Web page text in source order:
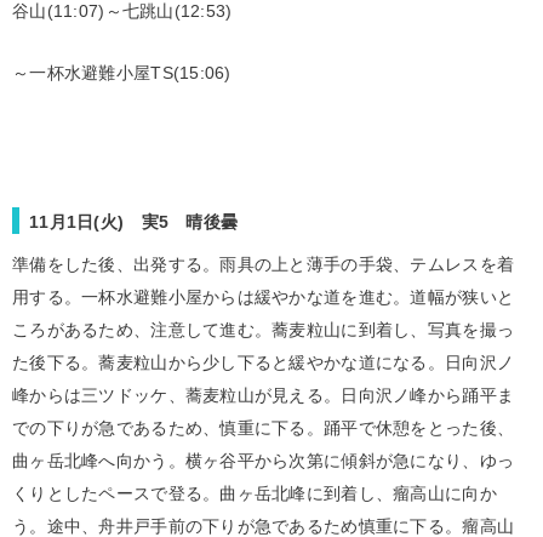
谷山(11:07)～七跳山(12:53)
～一杯水避難小屋TS(15:06)
11月1日(火) 実5 晴後曇
準備をした後、出発する。雨具の上と薄手の手袋、テムレスを着
用する。一杯水避難小屋からは緩やかな道を進む。道幅が狭いと
ころがあるため、注意して進む。蕎麦粒山に到着し、写真を撮っ
た後下る。蕎麦粒山から少し下ると緩やかな道になる。日向沢ノ
峰からは三ツドッケ、蕎麦粒山が見える。日向沢ノ峰から踊平ま
での下りが急であるため、慎重に下る。踊平で休憩をとった後、
曲ヶ岳北峰へ向かう。横ヶ谷平から次第に傾斜が急になり、ゆっ
くりとしたペースで登る。曲ヶ岳北峰に到着し、瘤高山に向か
う。途中、舟井戸手前の下りが急であるため慎重に下る。瘤高山